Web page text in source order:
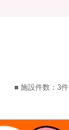
■ 施設件数：3件